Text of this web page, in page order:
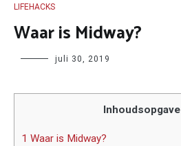
LIFEHACKS
Waar is Midway?
Author juli 30, 2019
Inhoudsopgave
1 Waar is Midway?